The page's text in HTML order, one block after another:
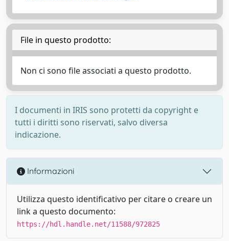
File in questo prodotto:
Non ci sono file associati a questo prodotto.
I documenti in IRIS sono protetti da copyright e
tutti i diritti sono riservati, salvo diversa
indicazione.
Informazioni
Utilizza questo identificativo per citare o creare un
link a questo documento:
https://hdl.handle.net/11588/972825